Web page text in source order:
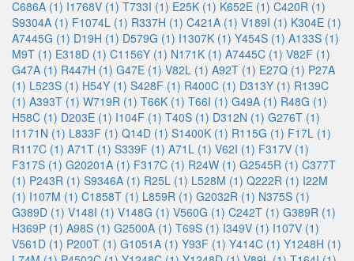
C686A (1) I1768V (1) T733I (1) E25K (1) K652E (1) C420R (1)
S9304A (1) F1074L (1) R337H (1) C421A (1) V189I (1) K304E (1)
A7445G (1) D19H (1) D579G (1) I1307K (1) Y454S (1) A133S (1)
M9T (1) E318D (1) C1156Y (1) N171K (1) A7445C (1) V82F (1)
G47A (1) R447H (1) G47E (1) V82L (1) A92T (1) E27Q (1) P27A
(1) L523S (1) H54Y (1) S428F (1) R400C (1) D313Y (1) R139C
(1) A393T (1) W719R (1) T66K (1) T66I (1) G49A (1) R48G (1)
H58C (1) D203E (1) I104F (1) T40S (1) D312N (1) G276T (1)
I1171N (1) L833F (1) Q14D (1) S1400K (1) R115G (1) F17L (1)
R117C (1) A71T (1) S339F (1) A71L (1) V62I (1) F317V (1)
F317S (1) G20201A (1) F317C (1) R24W (1) G2545R (1) C377T
(1) P243R (1) S9346A (1) R25L (1) L528M (1) Q222R (1) I22M
(1) I107M (1) C1858T (1) L859R (1) G2032R (1) N375S (1)
G389D (1) V148I (1) V148G (1) V560G (1) C242T (1) G389R (1)
H369P (1) A98S (1) G2500A (1) T69S (1) I349V (1) I107V (1)
V561D (1) P200T (1) G1051A (1) Y93F (1) Y414C (1) Y1248H (1)